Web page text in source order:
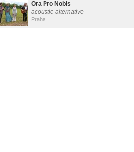
Ora Pro Nobis
acoustic-alternative
Praha